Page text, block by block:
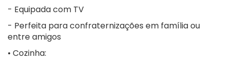
- Equipada com TV
- Perfeita para confraternizações em família ou
entre amigos
• Cozinha: